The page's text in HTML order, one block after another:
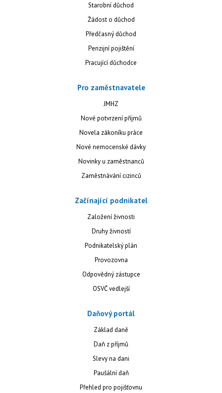
Starobní důchod
Žádost o důchod
Předčasný důchod
Penzijní pojištění
Pracující důchodce
Pro zaměstnavatele
JMHZ
Nové potvrzení příjmů
Novela zákoníku práce
Nové nemocenské dávky
Novinky u zaměstnanců
Zaměstnávání cizinců
Začínající podnikatel
Založení živnosti
Druhy živností
Podnikatelský plán
Provozovna
Odpovědný zástupce
OSVČ vedlejší
Daňový portál
Základ daně
Daň z příjmů
Slevy na dani
Paušální daň
Přehled pro pojišťovnu